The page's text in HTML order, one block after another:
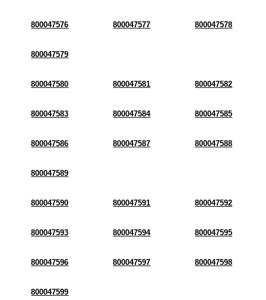
800047576 800047577 800047578
800047579
800047580 800047581 800047582
800047583 800047584 800047585
800047586 800047587 800047588
800047589
800047590 800047591 800047592
800047593 800047594 800047595
800047596 800047597 800047598
800047599